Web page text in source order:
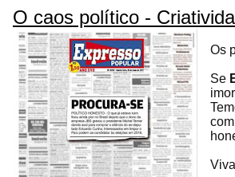
O caos político -
Os
Se